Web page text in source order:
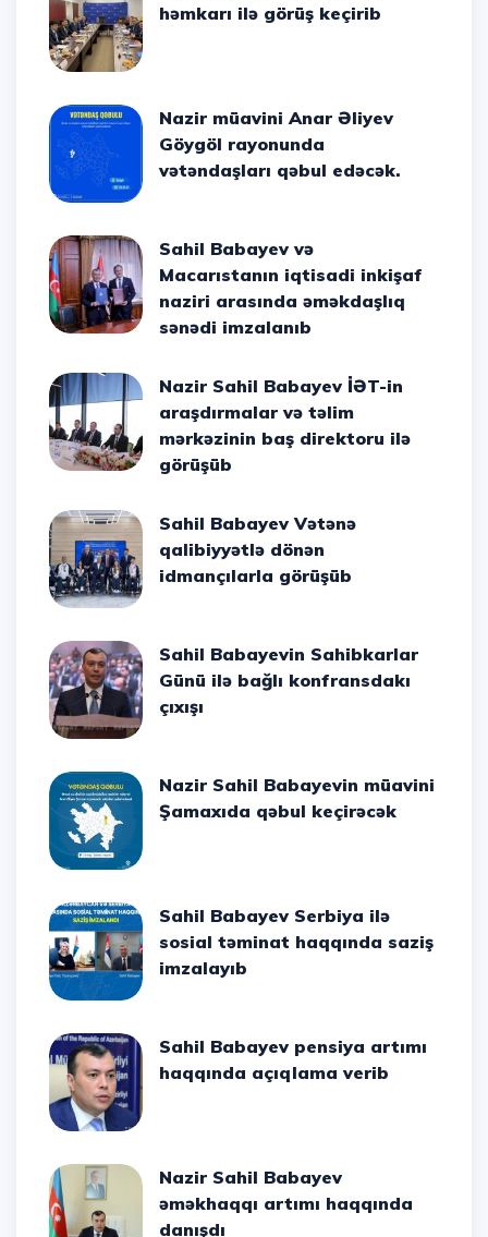
həmkarı ilə görüş keçirib
Nazir müavini Anar Əliyev
Göygöl rayonunda
vətəndaşları qəbul edəcək.
Sahil Babayev və
Macarıstanın iqtisadi inkişaf
naziri arasında əməkdaşlıq
sənədi imzalanıb
Nazir Sahil Babayev İƏT-in
araşdırmalar və təlim
mərkəzinin baş direktoru ilə
görüşüb
Sahil Babayev Vətənə
qalibiyyətlə dönən
idmançılarla görüşüb
Sahil Babayevin Sahibkarlar
Günü ilə bağlı konfransdakı
çıxışı
Nazir Sahil Babayevin müavini
Şamaxıda qəbul keçirəcək
Sahil Babayev Serbiya ilə
sosial təminat haqqında saziş
imzalayıb
Sahil Babayev pensiya artımı
haqqında açıqlama verib
Nazir Sahil Babayev
əməkhaqqı artımı haqqında
danışdı